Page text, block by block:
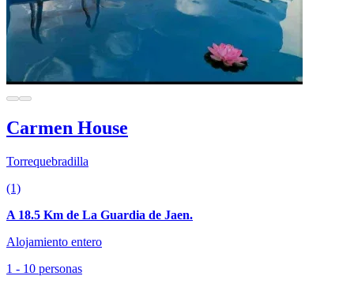
Carmen House
Torrequebradilla
(1)
A 18.5 Km de La Guardia de Jaen.
Alojamiento entero
1 - 10 personas